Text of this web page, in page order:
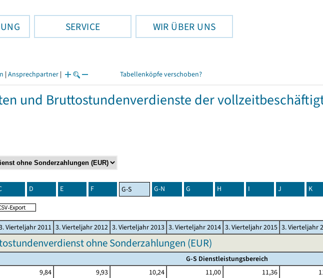
SERVICE WIR ÜBER UNS
| Ansprechpartner | Tabellenköpfe verschoben?
und Bruttostundenverdienste der
D E F G-S G-N G H I J K
Vierteljahr 2011 3. Vierteljahr 2012 3. Vierteljahr 2013 3. Vierteljahr 2014 3. Vierteljahr 2015 3. Vierteljahr
ohne Sonderzahlungen (EUR)
G-S Dienstleistungsbereich
9,84 9,93 10,24 11,00 11,36